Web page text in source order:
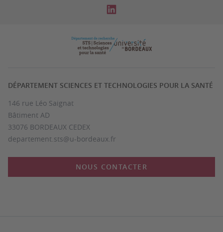
DÉPARTEMENT SCIENCES ET TECHNOLOGIES POUR LA SANTÉ
146 rue Léo Saignat
Bâtiment AD
33076 BORDEAUX CEDEX
departement.sts@u-bordeaux.fr
NOUS CONTACTER